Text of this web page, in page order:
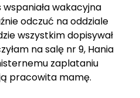
wakacyjna
odczuć na oddziale
wszystkim dopisywał
na salę nr 9, Hania
zaplataniu
pracowita mamę.